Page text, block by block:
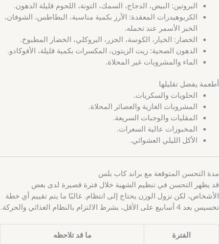
البروتين: البيض، الدجاج، السمك، التونة، اللحوم قليلة الدهون.
الكربوهيدرات المعقدة: الأرز بكمية مناسبة، البطاطس، الشوفان،
الخبز الأسمر عند تحمله.
الخضار: الخيار، الكوسة، الجزر، البروكلي، الخضار المطبوخ.
الدهون الصحية: زيت الزيتون، المكسرات بكمية قليلة، الأفوكادو.
الماء والمشروبات غير المحلاة.
أطعمة يفضل تقليلها
الحلويات والسكريات.
المشروبات الغازية والعصائر المحلاة.
المقليات والوجبات السريعة.
المخبوزات عالية السعرات.
الأكل الليلي العشوائي.
مدة التحسن المتوقعة مع براند كاب بلس
قد يظهر التحسن في تنظيم الشهية خلال فترة قصيرة لدى بعض
الأشخاص، لكن نزول الوزن يحتاج إلى انتظام. غالبًا ما يتم تقييم أي خطة
تخسيس بعد 4 أسابيع على الأقل، بشرط الالتزام بالنظام الغذائي والحركة.
الفترة ما قد تلاحظه